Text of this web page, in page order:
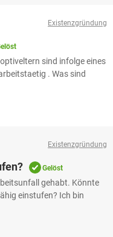
Existenzgründung
sind infolge eines
. Was sind
Existenzgründung
Gelöst
gehabt. Könnte
einstufen? Ich bin